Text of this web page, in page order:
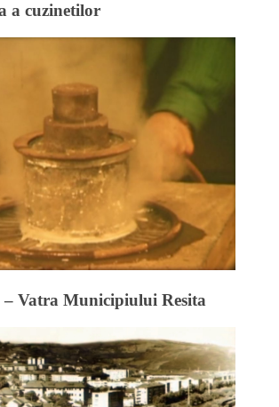
a cuzinetilor
– Vatra Municipiului Resita